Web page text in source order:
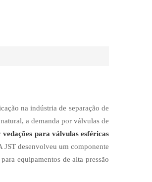
na indústria de separação de
a demanda por válvulas de
vedações para válvulas esféricas
desenvolveu um componente
equipamentos de alta pressão